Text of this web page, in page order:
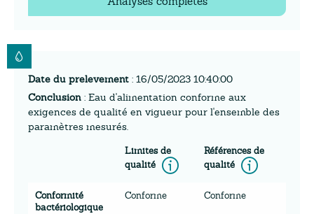
Date du prelevement : 16/05/2023 10:40:00
Conclusion : Eau d'alimentation conforme aux
exigences de qualité en vigueur pour l'ensemble des
paramètres mesurés.
Limites de
qualité
Information
Références de
qualité
Conformité
bactériologique
Conforme Conforme